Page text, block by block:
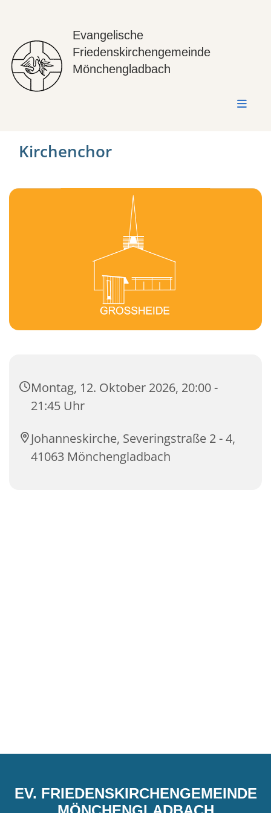
Evangelische
Friedenskirchengemeinde
Mönchengladbach
Kirchenchor
Montag, 12. Oktober 2026, 20:00 -
21:45 Uhr
Johanneskirche, Severingstraße 2 - 4,
41063 Mönchengladbach
EV. FRIEDENSKIRCHENGEMEINDE